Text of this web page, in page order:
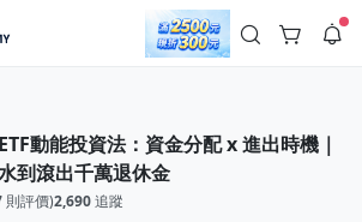
登入/註冊
津貼．冷氣房升級｜期間快閃活動
閃｜單筆滿 NT$2,500 現折 NT$300、再贈最高
🚀 酷暑來襲．偷偷在冷氣房升級 📈⭐️ 【冷氣房
】◾單筆滿 NT$2,500 現折 NT$300◾活動期間：
動能投資法：資金分配 x 進出時機｜
到滾出千萬退休金
則評價)2,690追蹤